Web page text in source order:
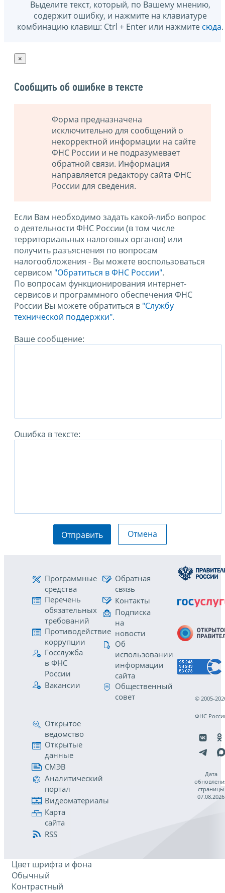
Выделите текст, который, по Вашему мнению,
содержит ошибку, и нажмите на клавиатуре
комбинацию клавиш: Ctrl + Enter или нажмите сюда.
×
Сообщить об ошибке в тексте
Форма предназначена
исключительно для сообщений о
некорректной информации на сайте
ФНС России и не подразумевает
обратной связи. Информация
направляется редактору сайта ФНС
России для сведения.
Если Вам необходимо задать какой-либо вопрос
о деятельности ФНС России (в том числе
территориальных налоговых органов) или
получить разъяснения по вопросам
налогообложения - Вы можете воспользоваться
сервисом "Обратиться в ФНС России".
По вопросам функционирования интернет-
сервисов и программного обеспечения ФНС
России Вы можете обратиться в "Службу
технической поддержки".
Ваше сообщение:
Ошибка в тексте:
Отправить Отмена
Программные
средства
Перечень
обязательных
требований
Противодействие
коррупции
Госслужба
в ФНС
России
Вакансии
Обратная
связь
Контакты
Подписка
на
новости
Об
использовании
информации
сайта
Общественный
совет
Открытое
ведомство
Открытые
данные
СМЭВ
Аналитический
портал
Видеоматериалы
Карта
сайта
RSS
© 2005-
ФНС
Дата
страницы
07.08.2026
Цвет шрифта и фона
Обычный
Контрастный